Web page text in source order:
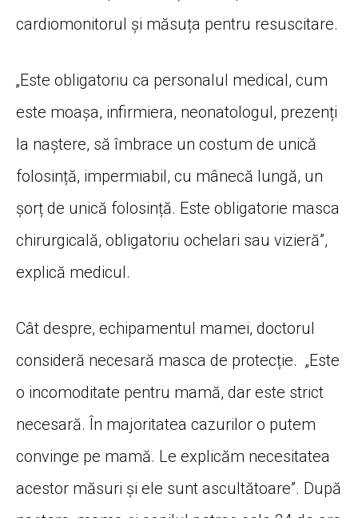
cardiomonitorul și măsuța pentru resuscitare.
„Este obligatoriu ca personalul medical, cum
este moașa, infirmiera, neonatologul, prezenți
la naștere, să îmbrace un costum de unică
folosință, impermiabil, cu mânecă lungă, un
șorț de unică folosință. Este obligatorie masca
chirurgicală, obligatoriu ochelari sau vizieră”,
explică medicul.
Cât despre, echipamentul mamei, doctorul
consideră necesară masca de protecție. „Este
o incomoditate pentru mamă, dar este strict
necesară. În majoritatea cazurilor o putem
convinge pe mamă. Le explicăm necesitatea
acestor măsuri și ele sunt ascultătoare”. După